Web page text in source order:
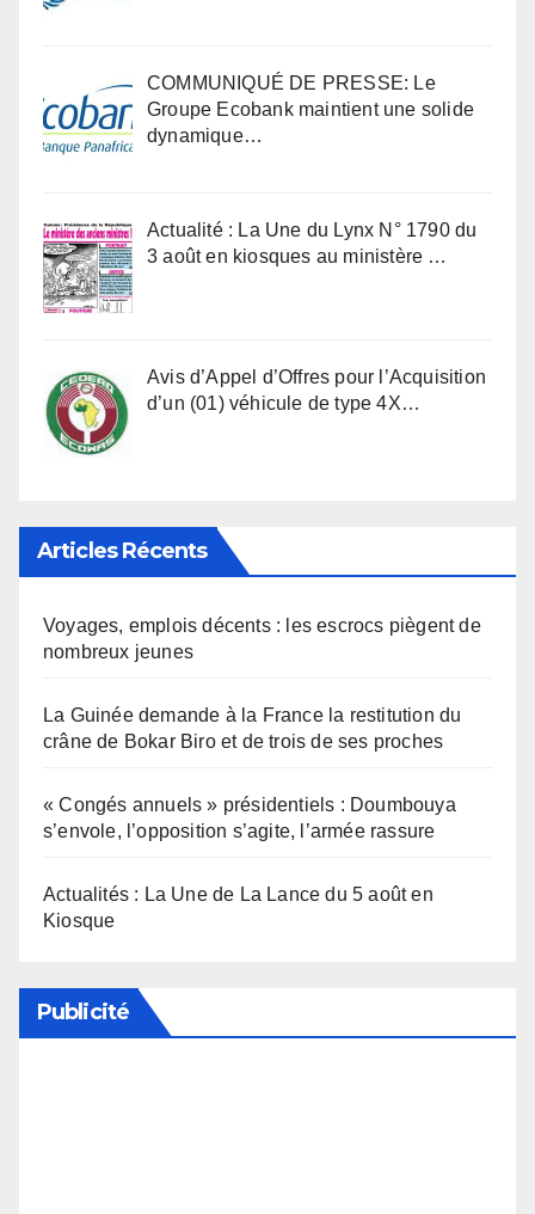
COMMUNIQUÉ DE PRESSE: Le
Groupe Ecobank maintient une solide
dynamique…
Actualité : La Une du Lynx N° 1790 du
3 août en kiosques au ministère …
Avis d’Appel d’Offres pour l’Acquisition
d’un (01) véhicule de type 4X…
Articles Récents
Voyages, emplois décents : les escrocs piègent de
nombreux jeunes
La Guinée demande à la France la restitution du
crâne de Bokar Biro et de trois de ses proches
« Congés annuels » présidentiels : Doumbouya
s’envole, l’opposition s’agite, l’armée rassure
Actualités : La Une de La Lance du 5 août en
Kiosque
Publicité